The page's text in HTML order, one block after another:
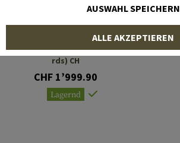
CG15 223 Rem. 14,5" (30
rds) CH
CHF 1’999.90
Lagernd
AUSWAHL SPEICHERN
ALLE AKZEPTIEREN